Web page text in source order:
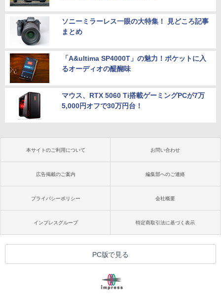
ソニーミラーレス一眼の大特集！ 見どころ記事
まとめ
「A&ultima SP4000T」の魅力！ポケットに入
るオーディオの醍醐味
マウス、RTX 5060 Ti搭載ゲーミングPCが7万
5,000円オフで30万円台！
本サイトのご利用について お問い合わせ
広告掲載のご案内 編集部へのご連絡
プライバシーポリシー 会社概要
インプレスグループ 特定商取引法に基づく表示
PC版で見る